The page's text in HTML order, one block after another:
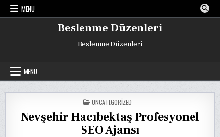
Skip
MENU
Beslenme Düzenleri
Beslenme Düzenleri
MENU
POSTED
IN
UNCATEGORIZED
Nevşehir Hacıbektaş Profesyonel
SEO Ajansı